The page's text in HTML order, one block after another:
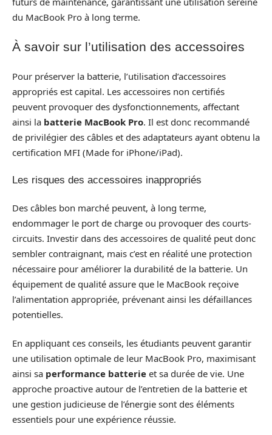
du MacBook Pro à long terme.
À savoir sur l’utilisation des accessoires
Pour préserver la batterie, l’utilisation d’accessoires
appropriés est capital. Les accessoires non certifiés
peuvent provoquer des dysfonctionnements, affectant
ainsi la batterie MacBook Pro. Il est donc recommandé
de privilégier des câbles et des adaptateurs ayant obtenu la
certification MFI (Made for iPhone/iPad).
Les risques des accessoires inappropriés
Des câbles bon marché peuvent, à long terme,
endommager le port de charge ou provoquer des courts-
circuits. Investir dans des accessoires de qualité peut donc
sembler contraignant, mais c’est en réalité une protection
nécessaire pour améliorer la durabilité de la batterie. Un
équipement de qualité assure que le MacBook reçoive
l’alimentation appropriée, prévenant ainsi les défaillances
potentielles.
En appliquant ces conseils, les étudiants peuvent garantir
une utilisation optimale de leur MacBook Pro, maximisant
ainsi sa performance batterie et sa durée de vie. Une
approche proactive autour de l’entretien de la batterie et
une gestion judicieuse de l’énergie sont des éléments
essentiels pour une expérience réussie.